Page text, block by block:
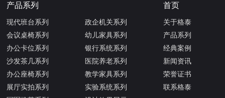
产品系列
现代班台系列
会议桌椅系列
办公卡位系列
沙发茶几系列
办公座椅系列
展厅实拍系列
政企机关系列
幼儿家具系列
银行系统系列
医院养老系列
教学家具系列
实验系统系列
首页
关于格泰
产品系列
经典案例
新闻资讯
荣誉证书
联系格泰